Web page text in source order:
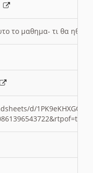
το μαθημα- τι θα
d/